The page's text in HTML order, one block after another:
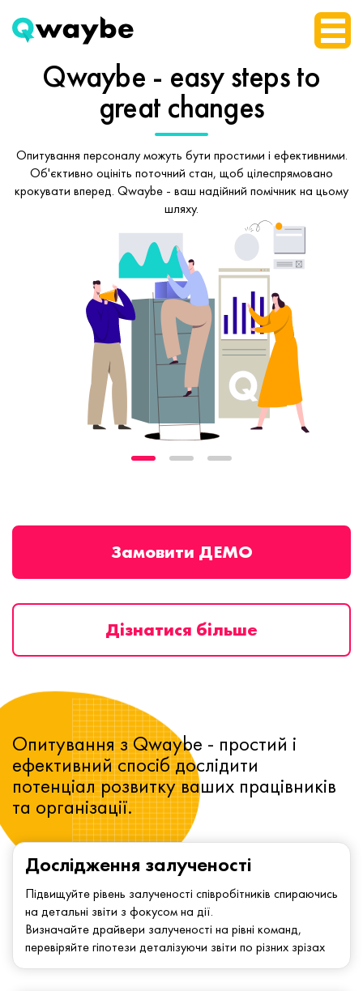
Qwaybe - easy stepsto
great changes
Опитування персоналу можуть бути простими і ефективними.
Об'єктивно оцініть поточний стан, щоб цілеспрямовано
крокувати вперед. Qwaybe - ваш надійний помічник на цьому
шляху.
Замовити ДЕМО
Дізнатися більше
Дослідження залученості
Підвищуйте рівень залученості співробітників спираючись
на детальні звіти з фокусом на дії.
Визначайте драйвери залученості на рівні команд,
перевіряйте гіпотези деталізуючи звіти по різних зрізах
Опитування з Qwaybe - простий і
ефективний спосіб дослідити
потенціал розвитку ваших працівників
та організації.